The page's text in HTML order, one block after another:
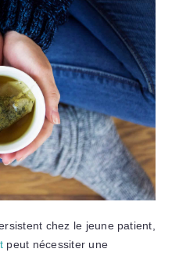
chez le jeune patient,
peut nécessiter une